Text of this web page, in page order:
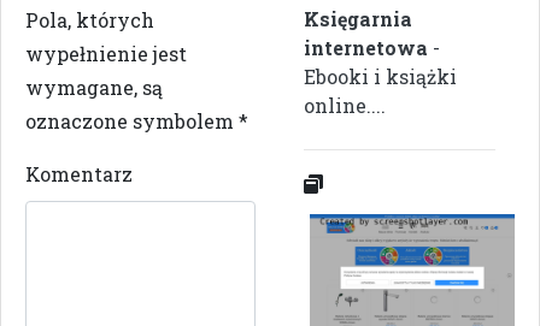
Pola, których
wypełnienie jest
wymagane, są
oznaczone symbolem *
Komentarz
Księgarnia
internetowa -
Ebooki i książki
online....